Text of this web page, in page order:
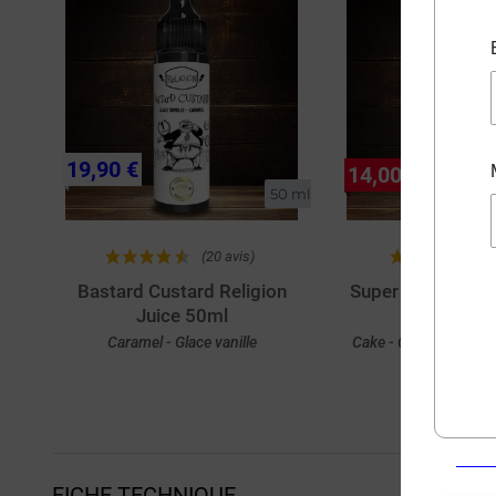
50 ml
(20 avis)
Bastard Custard Religion
Juice 50ml
Caramel - Glace vanille
19,90 €
Super Caake
Cake - Crème -
14,00 €
Achat